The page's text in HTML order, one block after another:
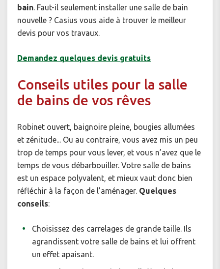
bain. Faut-il seulement installer une salle de bain
nouvelle ? Casius vous aide à trouver le meilleur
devis pour vos travaux.
Demandez quelques devis gratuits
Conseils utiles pour la salle
de bains de vos rêves
Robinet ouvert, baignoire pleine, bougies allumées
et zénitude... Ou au contraire, vous avez mis un peu
trop de temps pour vous lever, et vous n’avez que le
temps de vous débarbouiller. Votre salle de bains
est un espace polyvalent, et mieux vaut donc bien
réfléchir à la façon de l’aménager. Quelques
conseils:
Choisissez des carrelages de grande taille. Ils
agrandissent votre salle de bains et lui offrent
un effet apaisant.